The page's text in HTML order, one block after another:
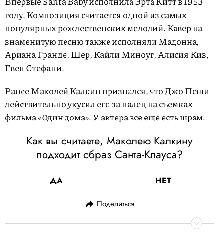
e
l
y
e
i
s
o
e
d
0
.
0
году. Композиция считается одной из самых
популярных рождественских мелодий. Кавер на
знаменитую песню также исполняли Мадонна,
Ариана Гранде, Шер, Кайли Миноуг, Алисия Киз,
Гвен Стефани.
Ранее Маколей Калкинпризнался, что Джо Пеши
действительно укусил его за палец на съемках
фильма «Один дома». У актера все еще есть шрам.
Как вы считаете, Маколею Калкину
подходит образ Санта-Клауса?
ДА НЕТ
Поделиться